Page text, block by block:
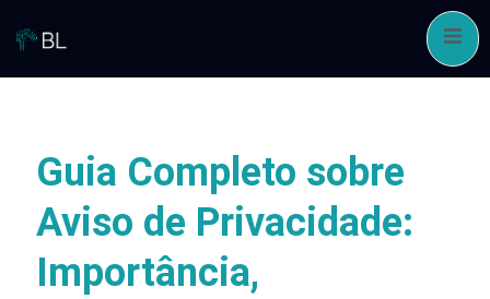
Pular
para
Guia Completo sobre
Aviso de Privacidade:
Importância,